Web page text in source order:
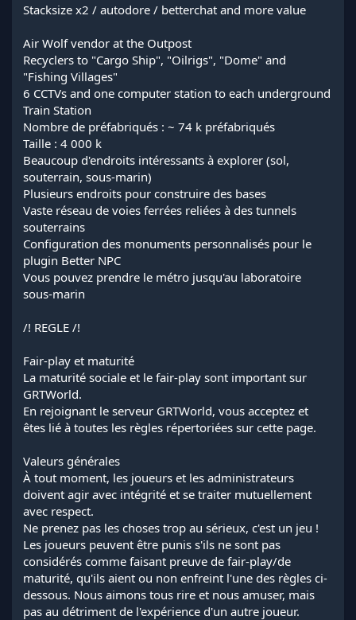
Stacksize x2 / autodore / betterchat and more value
Air Wolf vendor at the Outpost
Recyclers to "Cargo Ship", "Oilrigs", "Dome" and
"Fishing Villages"
6 CCTVs and one computer station to each underground
Train Station
Nombre de préfabriqués : ~ 74 k préfabriqués
Taille : 4 000 k
Beaucoup d'endroits intéressants à explorer (sol,
souterrain, sous-marin)
Plusieurs endroits pour construire des bases
Vaste réseau de voies ferrées reliées à des tunnels
souterrains
Configuration des monuments personnalisés pour le
plugin Better NPC
Vous pouvez prendre le métro jusqu'au laboratoire
sous-marin
/! REGLE /!
Fair-play et maturité
La maturité sociale et le fair-play sont important sur
GRTWorld.
En rejoignant le serveur GRTWorld, vous acceptez et
êtes lié à toutes les règles répertoriées sur cette page.
Valeurs générales
À tout moment, les joueurs et les administrateurs
doivent agir avec intégrité et se traiter mutuellement
avec respect.
Ne prenez pas les choses trop au sérieux, c'est un jeu !
Les joueurs peuvent être punis s'ils ne sont pas
considérés comme faisant preuve de fair-play/de
maturité, qu'ils aient ou non enfreint l'une des règles ci-
dessous. Nous aimons tous rire et nous amuser, mais
pas au détriment de l'expérience d'un autre joueur.